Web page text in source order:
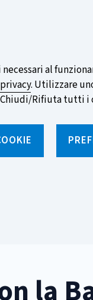
al
. Utilizzare
Rifiuta tutti i
sulle
la